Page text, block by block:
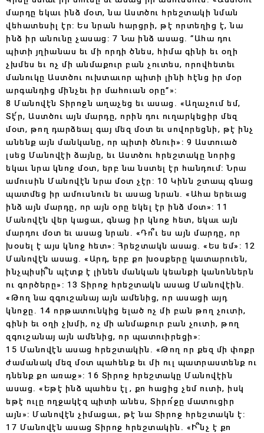
մարդը եկաւ ինձ մօտ, նա Աստծու հրեշտակի նման
վեհատեսիլ էր: Ես նրան հարցրի, թէ որտեղից է, նա
ինձ իր անունը չասաց: 7 Նա ինձ ասաց. “Ահա դու
պիտի յղիանաս եւ մի որդի ծնես, հիմա գինի եւ օղի
չխմես եւ ոչ մի անմաքուր բան չուտես, որովհետեւ
մանուկը Աստծու ուխտաւոր պիտի լինի հէնց իր մօր
արգանդից մինչեւ իր մահուան օրը”»:
8 Մանովէն Տիրոջն աղաչեց եւ ասաց. «Աղաչում եմ,
Տէ՛ր, Աստծու այն մարդը, որին դու ուղարկեցիր մեզ
մօտ, թող դարձեալ գայ մեզ մօտ եւ սովորեցնի, թէ ինչ
անենք այն մանկանը, որ պիտի ծնուի»: 9 Աստուած
լսեց Մանովէի ձայնը, եւ Աստծու հրեշտակը նորից
եկաւ նրա կնոջ մօտ, երբ նա նստել էր հանդում: Նրա
ամուսին Մանովէն նրա մօտ չէր: 10 Կինն շտապ գնաց
պատմեց իր ամուսնուն եւ ասաց նրան. «Ահա երեւաց
ինձ այն մարդը, որ այն օրը եկել էր ինձ մօտ»: 11
Մանովէն վեր կացաւ, գնաց իր կնոջ հետ, եկաւ այն
մարդու մօտ եւ ասաց նրան. «Դո՞ւ ես այն մարդը, որ
խօսել է այս կնոջ հետ»: Հրեշտակն ասաց. «Ես եմ»: 12
Մանովէն ասաց. «Արդ, երբ քո խօսքերը կատարուեն,
ինչպիսի՞ն պէտք է լինեն մանկան կեանքի կանոններն
ու գործերը»: 13 Տիրոջ հրեշտակն ասաց Մանովէին.
«Թող նա զգուշանայ այն ամենից, որ ասացի այդ
կնոջը. 14 որթատունկից ելած ոչ մի բան թող չուտի,
գինի եւ օղի չխմի, ոչ մի անմաքուր բան չուտի, թող
զգուշանայ այն ամենից, որ պատուիրեցի»:
15 Մանովէն ասաց հրեշտակին. «Թող որ քեզ մի փոքր
ժամանակ մեզ մօտ պահենք եւ մի ուլ պատրաստենք ու
դնենք քո առաջ»: 16 Տիրոջ հրեշտակը Մանովէին
ասաց. «Եթէ ինձ պահես էլ, քո հացից չեմ ուտի, իսկ
եթէ ուլը ողջակէզ պիտի անես, Տիրո՛ջը մատուցիր
այն»: Մանովէն չիմացաւ, թէ նա Տիրոջ հրեշտակն է:
17 Մանովէն ասաց Տիրոջ հրեշտակին. «Ի՞նչ է քո